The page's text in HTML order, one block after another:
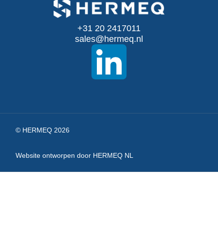
+31 20 2417011
sales@hermeq.nl
© HERMEQ 2026
Website ontworpen door HERMEQ NL